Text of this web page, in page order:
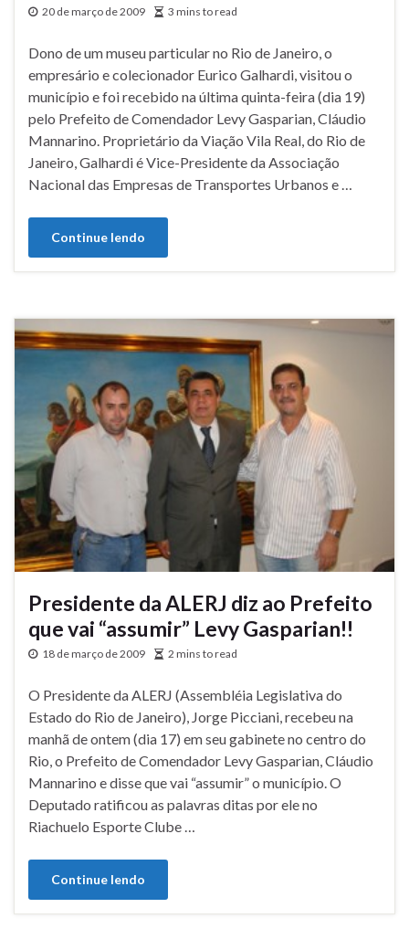
20 de março de 2009 3 mins to read
Dono de um museu particular no Rio de Janeiro, o
empresário e colecionador Eurico Galhardi, visitou o
município e foi recebido na última quinta-feira (dia 19)
pelo Prefeito de Comendador Levy Gasparian, Cláudio
Mannarino. Proprietário da Viação Vila Real, do Rio de
Janeiro, Galhardi é Vice-Presidente da Associação
Nacional das Empresas de Transportes Urbanos e …
Continue lendo
Presidente da ALERJ diz ao Prefeito
que vai “assumir” Levy Gasparian!!
18 de março de 2009 2 mins to read
O Presidente da ALERJ (Assembléia Legislativa do
Estado do Rio de Janeiro), Jorge Picciani, recebeu na
manhã de ontem (dia 17) em seu gabinete no centro do
Rio, o Prefeito de Comendador Levy Gasparian, Cláudio
Mannarino e disse que vai “assumir” o município. O
Deputado ratificou as palavras ditas por ele no
Riachuelo Esporte Clube …
Continue lendo